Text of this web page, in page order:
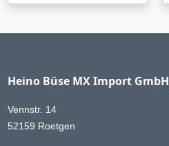
Heino Büse MX Import GmbH
Vennstr. 14
52159 Roetgen